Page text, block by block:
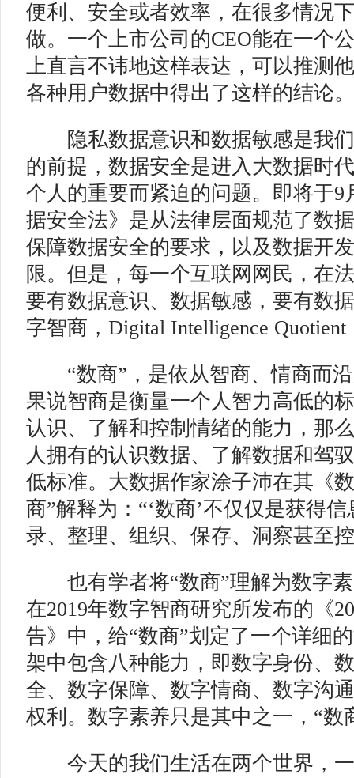
便利、安全或者效率，在很多情况
做。一个上市公司的CEO能在一个
上直言不讳地这样表达，可以推测
各种用户数据中得出了这样的结论。
隐私数据意识和数据敏感是我们
的前提，数据安全是进入大数据时
个人的重要而紧迫的问题。即将于9
据安全法》是从法律层面规范了数
保障数据安全的要求，以及数据开
限。但是，每一个互联网网民，在
要有数据意识、数据敏感，要有数
字智商，Digital Intelligence
“数商”，是依从智商、情商而沿
果说智商是衡量一个人智力高低的
认识、了解和控制情绪的能力，那
人拥有的认识数据、了解数据和驾
低标准。大数据作家涂子沛在其《
商”解释为：“‘数商’不仅仅是获得
录、整理、组织、保存、洞察甚至
也有学者将“数商”理解为数字素
在2019年数字智商研究所发布的《
告》中，给“数商”划定了一个详细
架中包含八种能力，即数字身份、
全、数字保障、数字情商、数字沟
权利。数字素养只是其中之一，“数
今天的我们生活在两个世界，一